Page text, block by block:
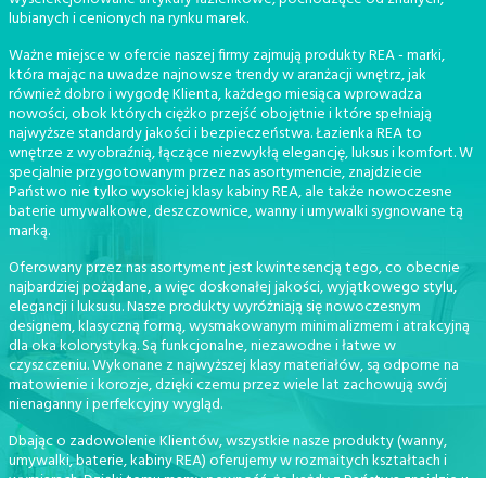
lubianych i cenionych na rynku marek.
Ważne miejsce w ofercie naszej firmy zajmują produkty REA - marki,
która mając na uwadze najnowsze trendy w aranżacji wnętrz, jak
również dobro i wygodę Klienta, każdego miesiąca wprowadza
nowości, obok których ciężko przejść obojętnie i które spełniają
najwyższe standardy jakości i bezpieczeństwa. Łazienka REA to
wnętrze z wyobraźnią, łączące niezwykłą elegancję, luksus i komfort. W
specjalnie przygotowanym przez nas asortymencie, znajdziecie
Państwo nie tylko wysokiej klasy kabiny REA, ale także nowoczesne
baterie umywalkowe, deszczownice, wanny i umywalki sygnowane tą
marką.
Oferowany przez nas asortyment jest kwintesencją tego, co obecnie
najbardziej pożądane, a więc doskonałej jakości, wyjątkowego stylu,
elegancji i luksusu. Nasze produkty wyróżniają się nowoczesnym
designem, klasyczną formą, wysmakowanym minimalizmem i atrakcyjną
dla oka kolorystyką. Są funkcjonalne, niezawodne i łatwe w
czyszczeniu. Wykonane z najwyższej klasy materiałów, są odporne na
matowienie i korozje, dzięki czemu przez wiele lat zachowują swój
nienaganny i perfekcyjny wygląd.
Dbając o zadowolenie Klientów, wszystkie nasze produkty (wanny,
umywalki, baterie, kabiny REA) oferujemy w rozmaitych kształtach i